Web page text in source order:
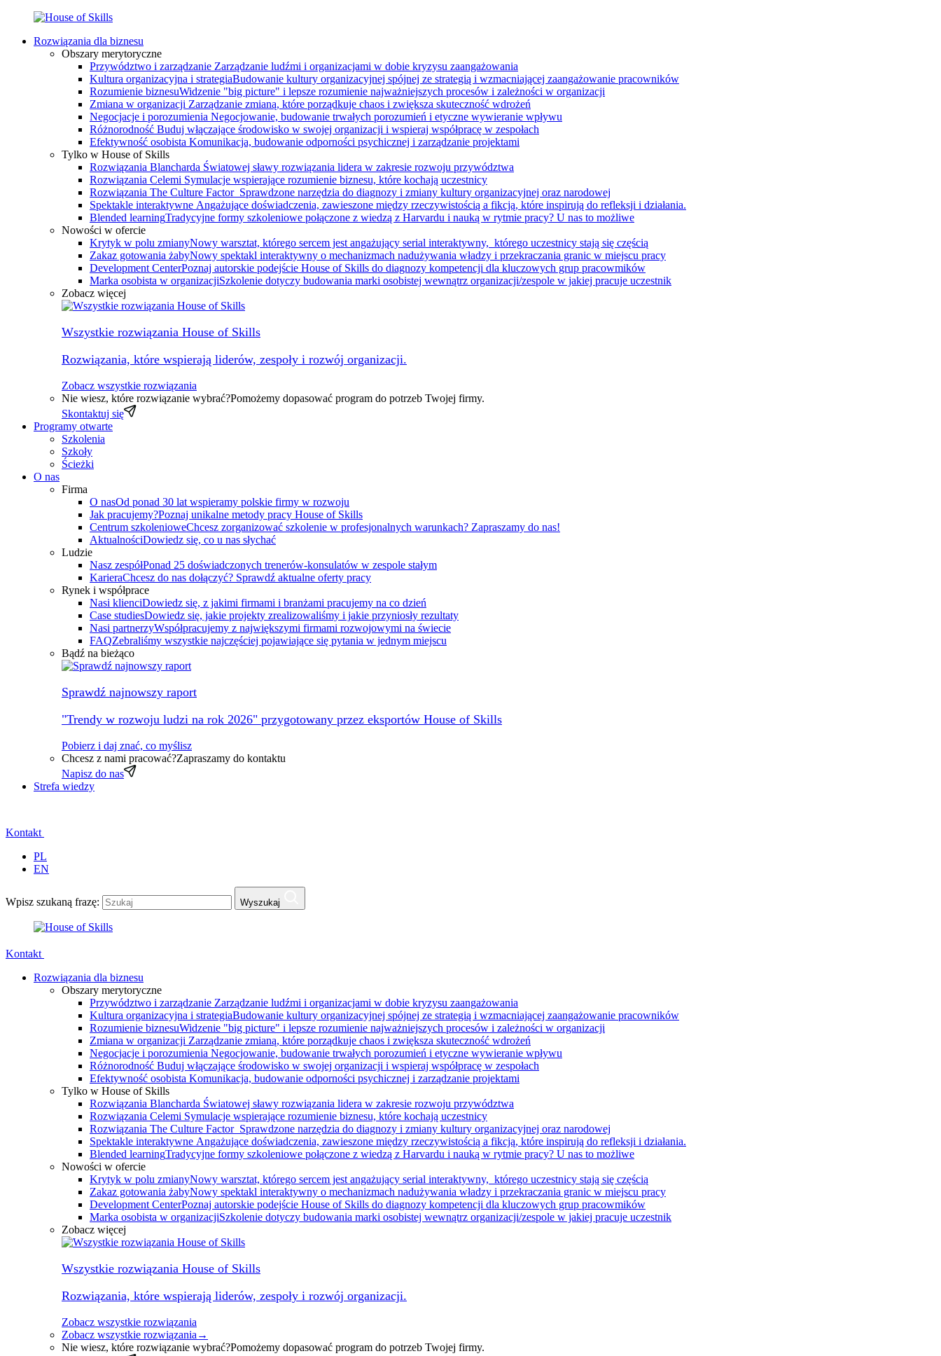
Rozwiązania dla biznesu
Obszary merytoryczne
Przywództwo i zarządzanie Zarządzanie ludźmi i organizacjami w dobie kryzysu zaangażowania
Kultura organizacyjna i strategiaBudowanie kultury organizacyjnej spójnej ze strategią i wzmacniającej zaangażowanie pracowników
Rozumienie biznesuWidzenie "big picture" i lepsze rozumienie najważniejszych procesów i zależności w organizacji
Zmiana w organizacji Zarządzanie zmianą, które porządkuje chaos i zwiększa skuteczność wdrożeń
Negocjacje i porozumienia Negocjowanie, budowanie trwałych porozumień i etyczne wywieranie wpływu
Różnorodność Buduj włączające środowisko w swojej organizacji i wspieraj współpracę w zespołach
Efektywność osobista Komunikacja, budowanie odporności psychicznej i zarządzanie projektami
Tylko w House of Skills
Rozwiązania Blancharda Światowej sławy rozwiązania lidera w zakresie rozwoju przywództwa
Rozwiązania Celemi Symulacje wspierające rozumienie biznesu, które kochają uczestnicy
Rozwiązania The Culture Factor Sprawdzone narzędzia do diagnozy i zmiany kultury organizacyjnej oraz narodowej
Spektakle interaktywne Angażujące doświadczenia, zawieszone między rzeczywistością a fikcją, które inspirują do refleksji i działania.
Blended learningTradycyjne formy szkoleniowe połączone z wiedzą z Harvardu i nauką w rytmie pracy? U nas to możliwe
Nowości w ofercie
Krytyk w polu zmianyNowy warsztat, którego sercem jest angażujący serial interaktywny, ​ którego uczestnicy stają się częścią
Zakaz gotowania żabyNowy spektakl interaktywny o mechanizmach nadużywania władzy i przekraczania granic w miejscu pracy
Development CenterPoznaj autorskie podejście House of Skills do diagnozy kompetencji dla kluczowych grup pracowmików
Marka osobista w organizacjiSzkolenie dotyczy budowania marki osobistej wewnątrz organizacji/zespole w jakiej pracuje uczestnik
Zobacz więcej
Wszystkie rozwiązania House of Skills
Rozwiązania, które wspierają liderów, zespoły i rozwój organizacji.
Zobacz wszystkie rozwiązania
Nie wiesz, które rozwiązanie wybrać?Pomożemy dopasować program do potrzeb Twojej firmy.
Skontaktuj się
Programy otwarte
Szkolenia
Szkoły
Ścieżki
O nas
Firma
O nasOd ponad 30 lat wspieramy polskie firmy w rozwoju
Jak pracujemy?Poznaj unikalne metody pracy House of Skills
Centrum szkolenioweChcesz zorganizować szkolenie w profesjonalnych warunkach? Zapraszamy do nas!
AktualnościDowiedz się, co u nas słychać
Ludzie
Nasz zespółPonad 25 doświadczonych trenerów-konsulatów w zespole stałym
KarieraChcesz do nas dołączyć? Sprawdź aktualne oferty pracy
Rynek i współprace
Nasi klienciDowiedz się, z jakimi firmami i branżami pracujemy na co dzień
Case studiesDowiedz się, jakie projekty zrealizowaliśmy i jakie przyniosły rezultaty
Nasi partnerzyWspółpracujemy z największymi firmami rozwojowymi na świecie
FAQZebraliśmy wszystkie najczęściej pojawiające się pytania w jednym miejscu
Bądź na bieżąco
Sprawdź najnowszy raport
"Trendy w rozwoju ludzi na rok 2026" przygotowany przez eksportów House of Skills
Pobierz i daj znać, co myślisz
Chcesz z nami pracować?Zapraszamy do kontaktu
Napisz do nas
Strefa wiedzy
Kontakt
PL
EN
Wpisz szukaną frazę: Wyszukaj
Kontakt
Rozwiązania dla biznesu
Obszary merytoryczne
Przywództwo i zarządzanie Zarządzanie ludźmi i organizacjami w dobie kryzysu zaangażowania
Kultura organizacyjna i strategiaBudowanie kultury organizacyjnej spójnej ze strategią i wzmacniającej zaangażowanie pracowników
Rozumienie biznesuWidzenie "big picture" i lepsze rozumienie najważniejszych procesów i zależności w organizacji
Zmiana w organizacji Zarządzanie zmianą, które porządkuje chaos i zwiększa skuteczność wdrożeń
Negocjacje i porozumienia Negocjowanie, budowanie trwałych porozumień i etyczne wywieranie wpływu
Różnorodność Buduj włączające środowisko w swojej organizacji i wspieraj współpracę w zespołach
Efektywność osobista Komunikacja, budowanie odporności psychicznej i zarządzanie projektami
Tylko w House of Skills
Rozwiązania Blancharda Światowej sławy rozwiązania lidera w zakresie rozwoju przywództwa
Rozwiązania Celemi Symulacje wspierające rozumienie biznesu, które kochają uczestnicy
Rozwiązania The Culture Factor Sprawdzone narzędzia do diagnozy i zmiany kultury organizacyjnej oraz narodowej
Spektakle interaktywne Angażujące doświadczenia, zawieszone między rzeczywistością a fikcją, które inspirują do refleksji i działania.
Blended learningTradycyjne formy szkoleniowe połączone z wiedzą z Harvardu i nauką w rytmie pracy? U nas to możliwe
Nowości w ofercie
Krytyk w polu zmianyNowy warsztat, którego sercem jest angażujący serial interaktywny, ​ którego uczestnicy stają się częścią
Zakaz gotowania żabyNowy spektakl interaktywny o mechanizmach nadużywania władzy i przekraczania granic w miejscu pracy
Development CenterPoznaj autorskie podejście House of Skills do diagnozy kompetencji dla kluczowych grup pracowmików
Marka osobista w organizacjiSzkolenie dotyczy budowania marki osobistej wewnątrz organizacji/zespole w jakiej pracuje uczestnik
Zobacz więcej
Wszystkie rozwiązania House of Skills
Rozwiązania, które wspierają liderów, zespoły i rozwój organizacji.
Zobacz wszystkie rozwiązania
Zobacz wszystkie rozwiązania →
Nie wiesz, które rozwiązanie wybrać?Pomożemy dopasować program do potrzeb Twojej firmy.